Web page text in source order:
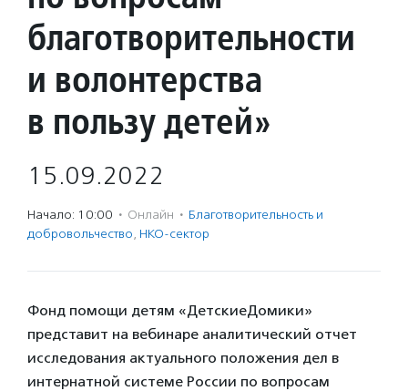
благотворительности
и волонтерства
в пользу детей»
15.09.2022
Начало: 10:00 · Онлайн · Благотвори­тель­ность и
доброволь­чест­во, НКО-сектор
Фонд помощи детям «ДетскиеДомики»
представит на вебинаре аналитический отчет
исследования актуального положения дел в
интернатной системе России по вопросам